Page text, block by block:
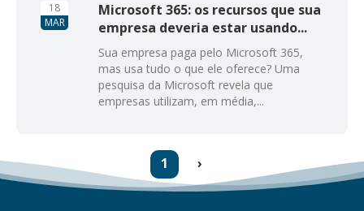
18
MAR
Microsoft 365: os recursos que sua
empresa deveria estar usando...
Sua empresa paga pelo Microsoft 365,
mas usa tudo o que ele oferece? Uma
pesquisa da Microsoft revela que
empresas utilizam, em média,...
1 (current)
›